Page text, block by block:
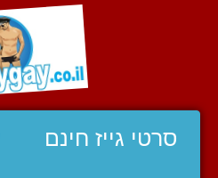
סרטי גייז חינם